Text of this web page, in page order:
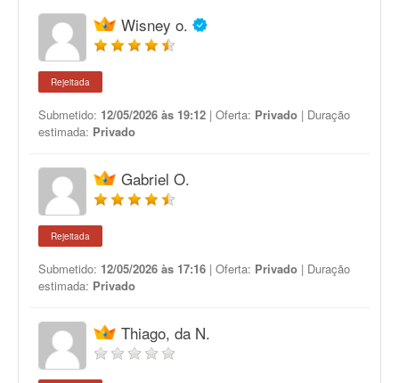
Wisney o.
Rejeitada
Submetido: 12/05/2026 às 19:12 | Oferta: Privado | Duração
estimada: Privado
Gabriel O.
Rejeitada
Submetido: 12/05/2026 às 17:16 | Oferta: Privado | Duração
estimada: Privado
Thiago, da N.